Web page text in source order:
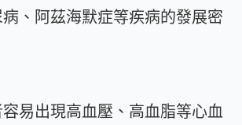
、阿茲海默症等疾病的發展密
易出現高血壓、高血脂等心血